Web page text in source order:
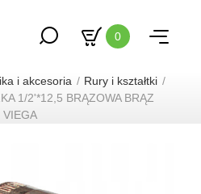
0
i akcesoria
Rury i kształtki
1/2'*12,5 BRĄZOWA BRĄZ
VIEGA